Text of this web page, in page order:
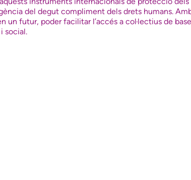
del degut compliment dels drets humans.
futur, poder facilitar l’accés a col·lectius de
social.